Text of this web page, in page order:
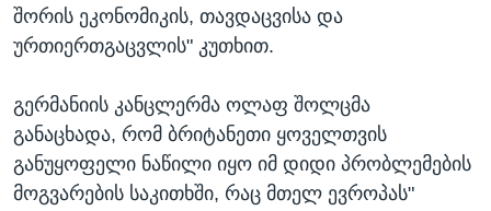
შორის ეკონომიკის, თავდაცვისა და
ურთიერთგაცვლის" კუთხით.
გერმანიის კანცლერმა ოლაფ შოლცმა
განაცხადა, რომ ბრიტანეთი ყოველთვის
განუყოფელი ნაწილი იყო იმ დიდი პრობლემების
მოგვარების საკითხში, რაც მთელ ევროპას"